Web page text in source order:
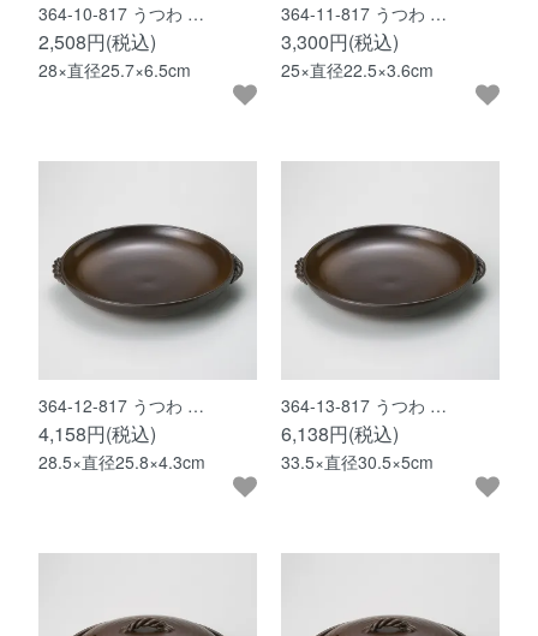
364-10-817 うつわ …
2,508円(税込)
28×直径25.7×6.5cm
364-11-817 うつわ …
3,300円(税込)
25×直径22.5×3.6cm
364-12-817 うつわ …
4,158円(税込)
28.5×直径25.8×4.3cm
364-13-817 うつわ …
6,138円(税込)
33.5×直径30.5×5cm